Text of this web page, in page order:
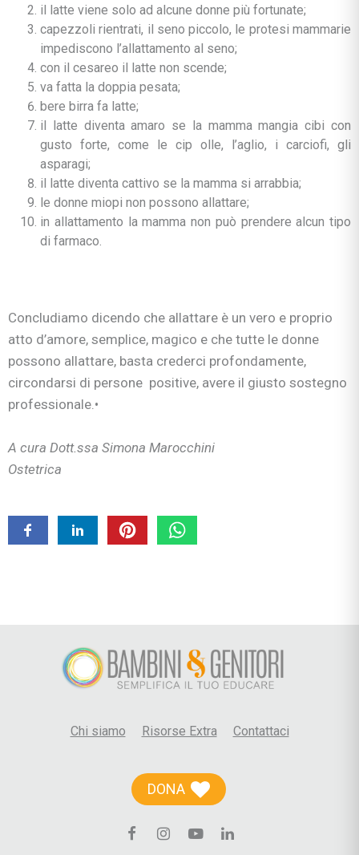
il latte viene solo ad alcune donne più fortunate;
capezzoli rientrati, il seno piccolo, le protesi mammarie
impediscono l’allattamento al seno;
con il cesareo il latte non scende;
va fatta la doppia pesata;
bere birra fa latte;
il latte diventa amaro se la mamma mangia cibi con
gusto forte, come le cip olle, l’aglio, i carciofi, gli
asparagi;
il latte diventa cattivo se la mamma si arrabbia;
le donne miopi non possono allattare;
in allattamento la mamma non può prendere alcun tipo
di farmaco.
Concludiamo dicendo che allattare è un vero e proprio
atto d’amore, semplice, magico e che tutte le donne
possono allattare, basta crederci profondamente,
circondarsi di persone positive, avere il giusto sostegno
professionale.•
A cura Dott.ssa Simona Marocchini
Ostetrica
Chi siamo Risorse Extra Contattaci
DONA